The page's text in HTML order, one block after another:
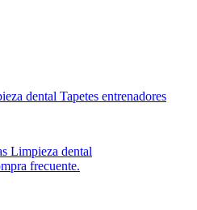
dental Tapetes entrenadores
Limpieza dental
frecuente.